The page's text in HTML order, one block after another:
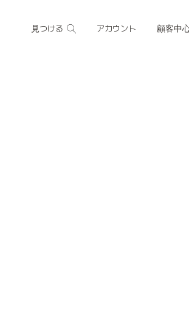
見つける アカウント 顧客中